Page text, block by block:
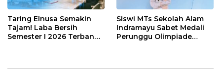
Taring Elnusa Semakin
Tajam! Laba Bersih
Semester I 2026 Terbang
Siswi MTs Sekolah Alam
Indramayu Sabet Medali
Perunggu Olimpiade